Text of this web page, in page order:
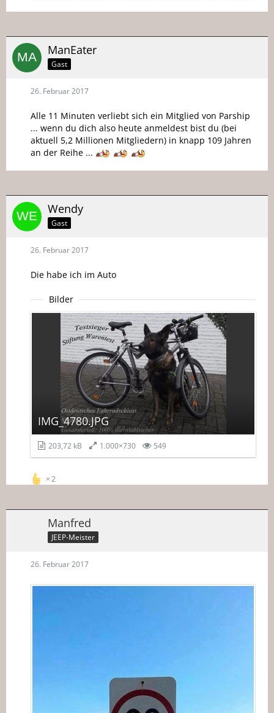
ManEater
Gast
26. Februar 2017
Alle 11 Minuten verliebt sich ein Mitglied von Parship
... wenn du dich also heute anmeldest bist du (bei
aktuell 5,2 Millionen Mitgliedern) in knapp 109 Jahren
an der Reihe ...
Wendy
Gast
26. Februar 2017
Die habe ich im Auto
Bilder
IMG_4780.JPG
203,72 kB 1.000×730 549
2
Manfred
JEEP-Meister
26. Februar 2017